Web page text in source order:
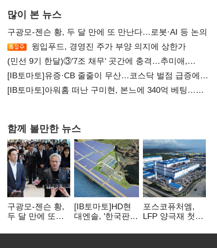
많이 본 뉴스
구광모-젠슨 황, 두 달 만에 또 만난다…로봇·AI 등 논의
윙입푸드, 경영진 주가 부양 의지에 상한가
(민선 9기 한달)③'7조 채무' 곳간에 충격…추미애,
20년만에 '비상재정' 선언 승부수
[IB토마토]유증·CB 줄줄이 무산…코스닥 벌점 급증에
상폐 압박
[IB토마토]아워홈 떠난 구미현, 본느에 340억 베팅…
함께 볼만한 뉴스
구광모-젠슨 황,
두 달 만에 또
등 논의
[IB토마토]HD현
대엔솔, '한국판
세액공제 선택이
포스코퓨처엠,
LFP 양극재 첫
ESS 시장 공략